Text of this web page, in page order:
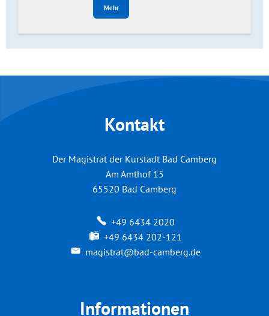
Mehr
Kontakt
Der Magistrat der Kurstadt Bad Camberg
Am Amthof 15
65520 Bad Camberg
+49 6434 2020
+49 6434 202-121
magistrat@bad-camberg.de
Informationen